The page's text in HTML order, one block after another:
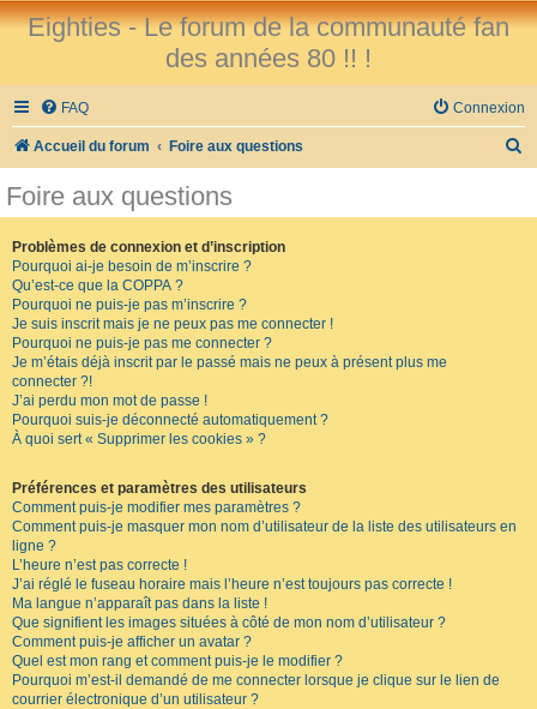
Eighties - Le forum de la communauté fan
des années 80 !! !
FAQ Connexion
Accueil du forum Foire aux questions
Foire aux questions
Problèmes de connexion et d’inscription
Pourquoi ai-je besoin de m’inscrire ?
Qu’est-ce que la COPPA ?
Pourquoi ne puis-je pas m’inscrire ?
Je suis inscrit mais je ne peux pas me connecter !
Pourquoi ne puis-je pas me connecter ?
Je m’étais déjà inscrit par le passé mais ne peux à présent plus me
connecter ?!
J’ai perdu mon mot de passe !
Pourquoi suis-je déconnecté automatiquement ?
À quoi sert « Supprimer les cookies » ?
Préférences et paramètres des utilisateurs
Comment puis-je modifier mes paramètres ?
Comment puis-je masquer mon nom d’utilisateur de la liste des utilisateurs en
ligne ?
L’heure n’est pas correcte !
J’ai réglé le fuseau horaire mais l’heure n’est toujours pas correcte !
Ma langue n’apparaît pas dans la liste !
Que signifient les images situées à côté de mon nom d’utilisateur ?
Comment puis-je afficher un avatar ?
Quel est mon rang et comment puis-je le modifier ?
Pourquoi m’est-il demandé de me connecter lorsque je clique sur le lien de
courrier électronique d’un utilisateur ?